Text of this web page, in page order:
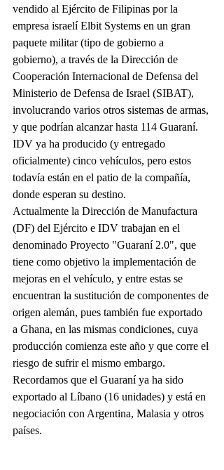
vendido al Ejército de Filipinas por la
empresa israelí Elbit Systems en un gran
paquete militar (tipo de gobierno a
gobierno), a través de la Dirección de
Cooperación Internacional de Defensa del
Ministerio de Defensa de Israel (SIBAT),
involucrando varios otros sistemas de armas,
y que podrían alcanzar hasta 114 Guaraní.
IDV ya ha producido (y entregado
oficialmente) cinco vehículos, pero estos
todavía están en el patio de la compañía,
donde esperan su destino.
Actualmente la Dirección de Manufactura
(DF) del Ejército e IDV trabajan en el
denominado Proyecto "Guaraní 2.0", que
tiene como objetivo la implementación de
mejoras en el vehículo, y entre estas se
encuentran la sustitución de componentes de
origen alemán, pues también fue exportado
a Ghana, en las mismas condiciones, cuya
producción comienza este año y que corre el
riesgo de sufrir el mismo embargo.
Recordamos que el Guaraní ya ha sido
exportado al Líbano (16 unidades) y está en
negociación con Argentina, Malasia y otros
países.